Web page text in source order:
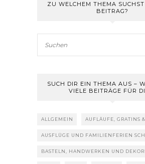
ZU WELCHEM THEMA
BEITRAG?
SUCH DIR EIN THEMA AUS –
VIELE BEITRÄGE FÜR
ALLGEMEIN AUFLÄUFE, GRATINS
AUSFLÜGE UND FAMILIENFERIEN
BASTELN, HANDWERKEN UND